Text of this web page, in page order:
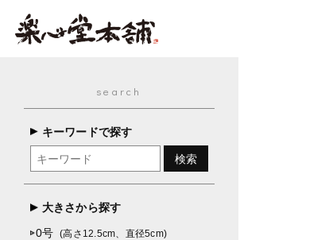
search
キーワードで探す
大きさから探す
0号 (高さ12.5cm、直径5cm)